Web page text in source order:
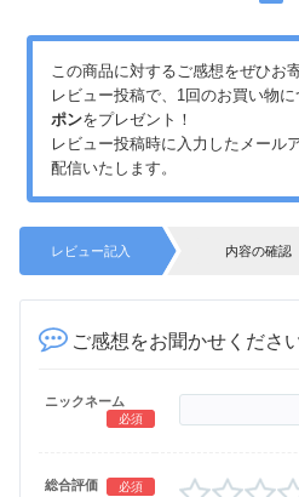
この商品に対するご感想をぜひお
レビュー投稿で、1回のお買い物に
ポンをプレゼント！
レビュー投稿時に入力したメール
配信いたします。
レビュー記入 内容の確認
ご感想をお聞かせくださ
ニックネーム
必須
総合評価 必須